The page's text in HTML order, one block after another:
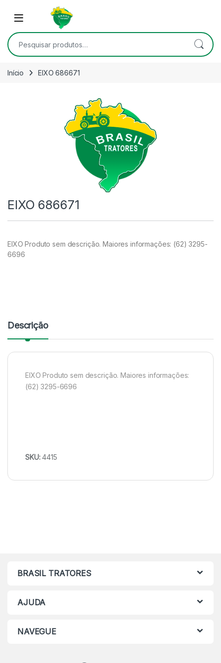
Skip to navigation
Open
Pesquisar por:
Início EIXO 686671
EIXO 686671
EIXO Produto sem descrição. Maiores informações: (62) 3295-
6696
Descrição
EIXO Produto sem descrição. Maiores informações:
(62) 3295-6696
SKU:4415
BRASIL TRATORES
AJUDA
NAVEGUE